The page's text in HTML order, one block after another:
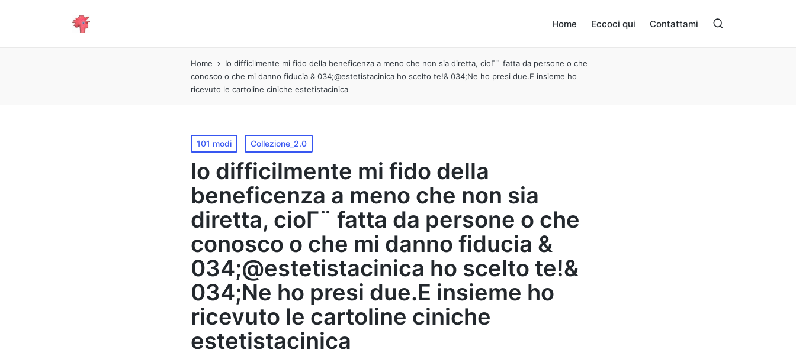
Home Eccoci qui Contattami
Home
Io difficilmente mi fido della beneficenza a meno che non sia diretta, cioΓ¨ fatta da persone o che
conosco o che mi danno fiducia & 034;@estetistacinica ho scelto te!& 034;Ne ho presi due.E insieme ho
ricevuto le cartoline ciniche estetistacinica
Pubblicato
in
101 modi Collezione_2.0
Io difficilmente mi fido della
beneficenza a meno che non sia
diretta, cioΓ¨ fatta da persone o che
conosco o che mi danno fiducia &
034;@estetistacinica ho scelto te!&
034;Ne ho presi due.E insieme ho
ricevuto le cartoline ciniche
estetistacinica